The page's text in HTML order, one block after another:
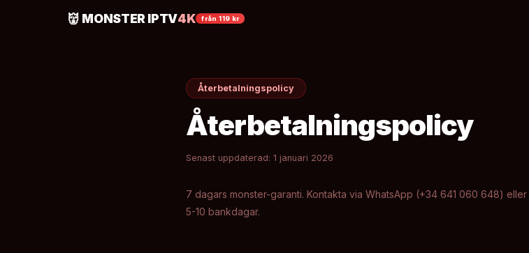
👹 MONSTER IPTV4K från 119 kr
Återbetalningspolicy
Återbetalningspolicy
Senast uppdaterad: 1 januari 2026
7 dagars monster-garanti. Kontakta via WhatsApp (+34 641 060 648) eller
5-10 bankdagar.